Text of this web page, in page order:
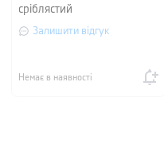
сріблястий
Залишити відгук
Немає в наявності